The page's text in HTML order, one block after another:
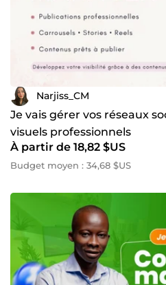
Narjiss_CM
Je vais gérer vos réseaux
visuels professionnels
À partir de 18,82 $US
Budget moyen : 34,68 $US